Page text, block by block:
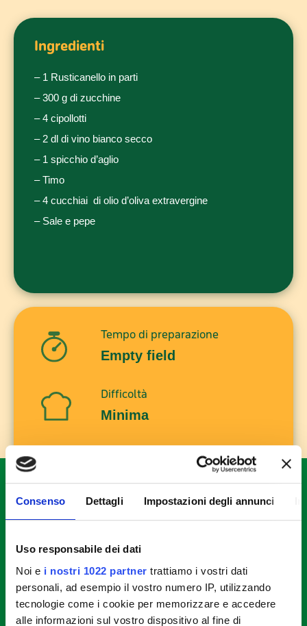
Consenso Dettagli Impostazioni degli annunci
Uso responsabile dei dati
Noi e i nostri 1022 partner trattiamo i vostri dati
personali, ad esempio il vostro numero IP, utilizzando
tecnologie come i cookie per memorizzare e accedere
alle informazioni sul vostro dispositivo al fine di
Ingredienti
– 1 Rusticanello in parti
– 300 g di zucchine
– 4 cipollotti
– 2 dl di vino bianco secco
– 1 spicchio d’aglio
– Timo
– 4 cucchiai di olio d’oliva extravergine
– Sale e pepe
Tempo di preparazione
Empty field
Difficoltà
Minima
Guarda il video della preparazione